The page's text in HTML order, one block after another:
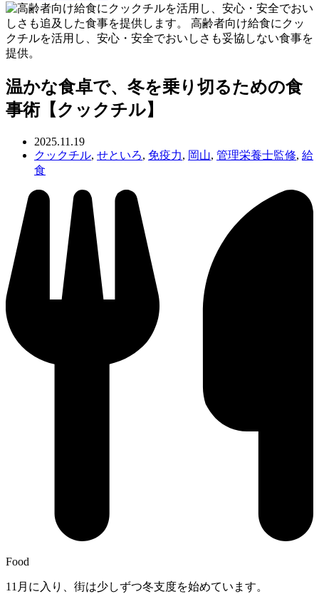
温かな食卓で、冬を乗り切るための食
事術【クックチル】
2025.11.19
クックチル, せといろ, 免疫力, 岡山, 管理栄養士監修, 給
食
Food
11月に入り、街は少しずつ冬支度を始めています。